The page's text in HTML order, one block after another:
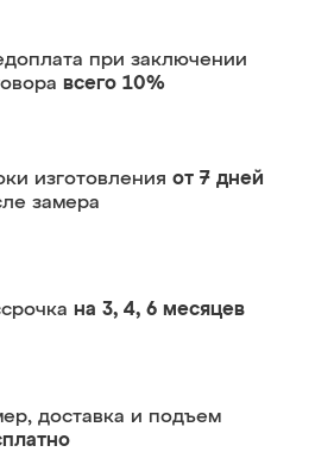
при заключении
всего 10%
изготовления от 7 дней
замера
на 3, 4, 6 месяцев
доставка и подъем